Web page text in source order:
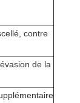
contre
de la